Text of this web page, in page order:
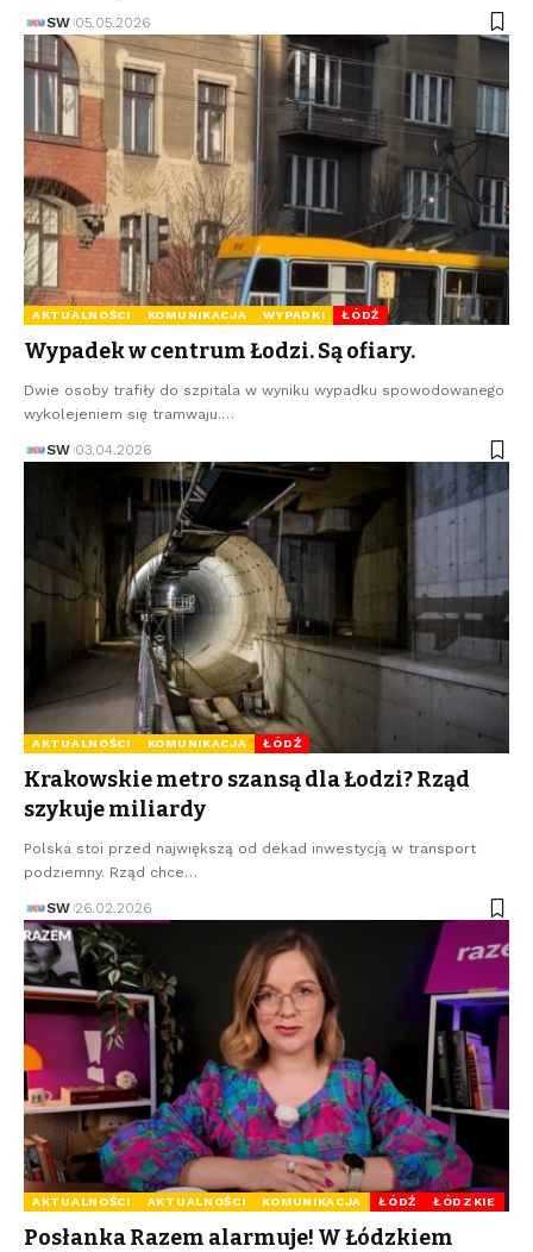
SW 05.05.2026
AKTUALNOŚCI KOMUNIKACJA WYPADKI ŁÓDŹ
Wypadek w centrum Łodzi. Są ofiary.
Dwie osoby trafiły do szpitala w wyniku wypadku spowodowanego
wykolejeniem się tramwaju.…
SW 03.04.2026
AKTUALNOŚCI KOMUNIKACJA ŁÓDŹ
Krakowskie metro szansą dla Łodzi? Rząd
szykuje miliardy
Polska stoi przed największą od dekad inwestycją w transport
podziemny. Rząd chce…
SW 26.02.2026
AKTUALNOŚCI AKTUALNOŚCI KOMUNIKACJA ŁÓDŹ ŁÓDZKIE
Posłanka Razem alarmuje! W Łódzkiem